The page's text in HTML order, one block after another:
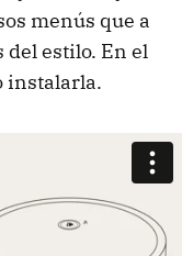
menús que a
del estilo. En el
instalarla.